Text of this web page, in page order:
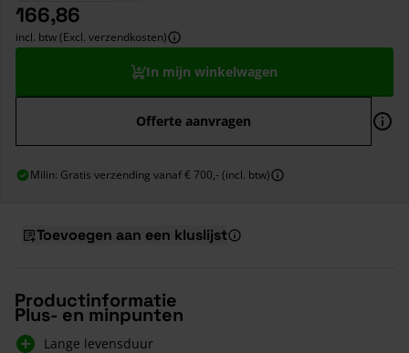
166,86
incl. btw (Excl. verzendkosten)
In mijn winkelwagen
Offerte aanvragen
Milin: Gratis verzending vanaf € 700,- (incl. btw)
Toevoegen aan een kluslijst
Productinformatie
Plus- en minpunten
Lange levensduur